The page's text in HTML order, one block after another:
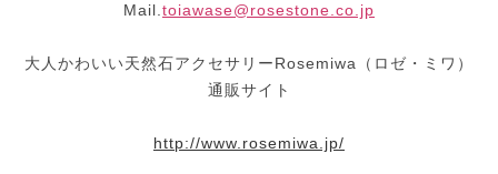
Mail.toiawase@rosestone.co.jp
大人かわいい天然石アクセサリーRosemiwa（ロゼ・ミワ）
通販サイト
http://www.rosemiwa.jp/